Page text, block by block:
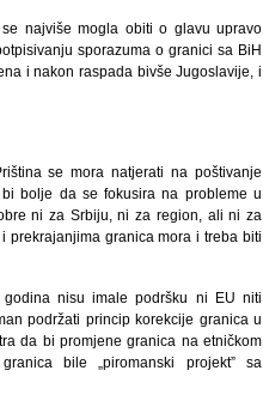
najviše mogla obiti o glavu upravo
sporazuma o granici sa BiH
i nakon raspada bivše Jugoslavije, i
se mora natjerati na poštivanje
bolje da se fokusira na probleme u
ni za Srbiju, ni za region, ali ni za
prekrajanjima granica mora i treba biti
godina nisu imale podršku ni EU niti
podržati princip korekcije granica u
da bi promjene granica na etničkom
bile „piromanski projekt” sa